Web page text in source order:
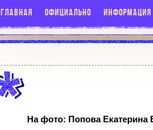
ГЛАВНАЯ ОФИЦИАЛЬНО ИНФОРМАЦИЯ
На фото: Попова Екатерина